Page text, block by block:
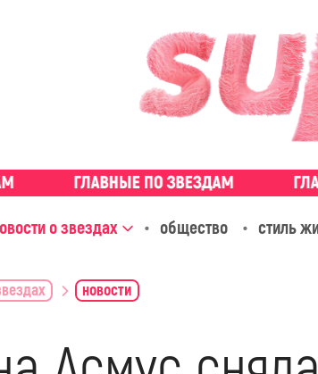
о звездах общество стиль
новости